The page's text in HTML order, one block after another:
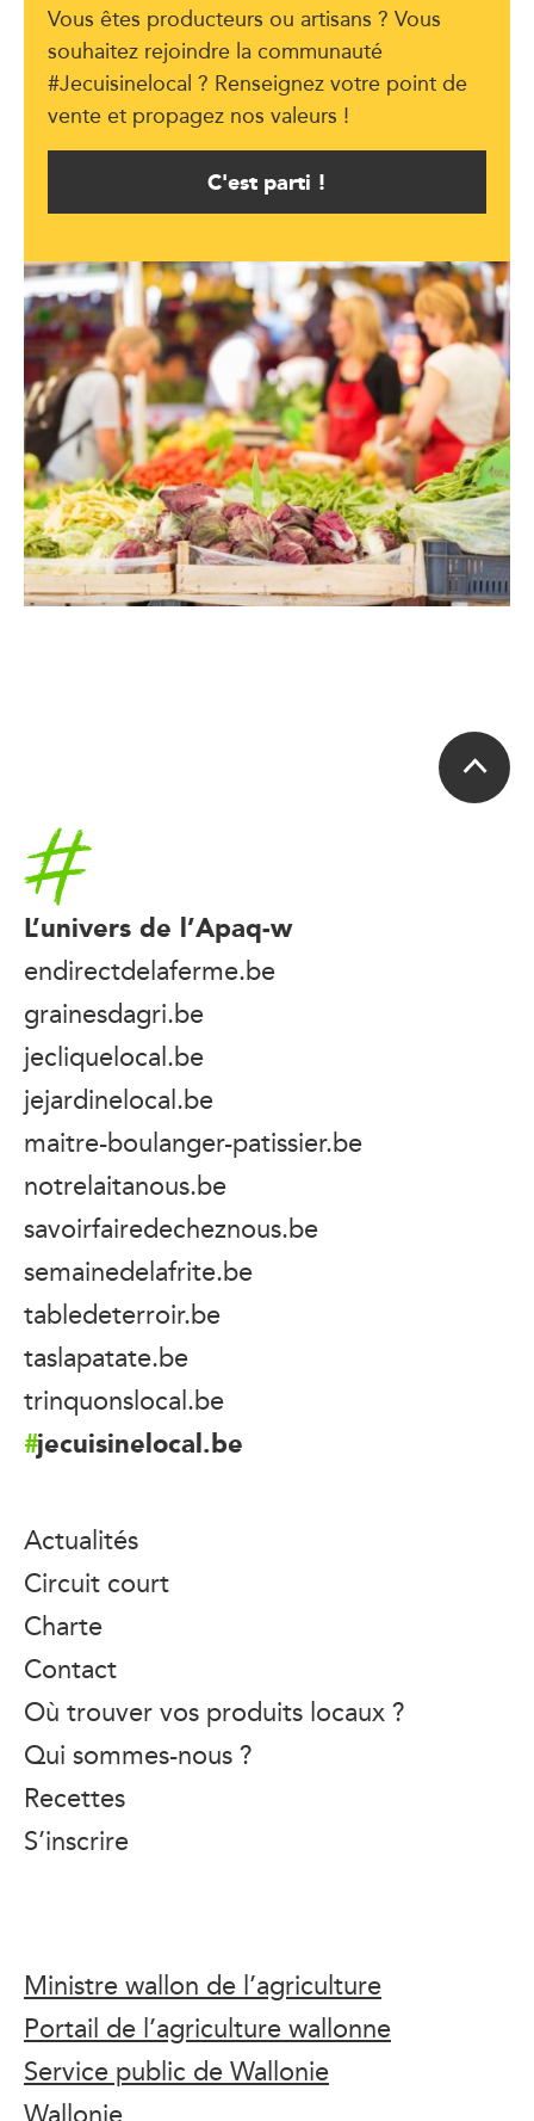
Vous êtes producteurs ou artisans ? Vous
souhaitez rejoindre la communauté
#Jecuisinelocal ? Renseignez votre point de
vente et propagez nos valeurs !
C'est parti !
Accueil
L’univers de l’Apaq-w
endirectdelaferme.be
grainesdagri.be
jecliquelocal.be
jejardinelocal.be
maitre-boulanger-patissier.be
notrelaitanous.be
savoirfairedecheznous.be
semainedelafrite.be
tabledeterroir.be
taslapatate.be
trinquonslocal.be
jecuisinelocal.be
Actualités
Circuit court
Charte
Contact
Où trouver vos produits locaux ?
Qui sommes-nous ?
Recettes
S’inscrire
Ministre wallon de l’agriculture
Portail de l’agriculture wallonne
Service public de Wallonie